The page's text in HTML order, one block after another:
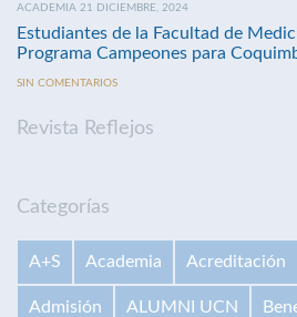
ACADEMIA 21 DICIEMBRE, 2024
Estudiantes de la Facultad de
Programa Campeones para
SIN COMENTARIOS
Revista Reflejos
Categorías
A+S Academia Acreditación
Admisión ALUMNI UCN